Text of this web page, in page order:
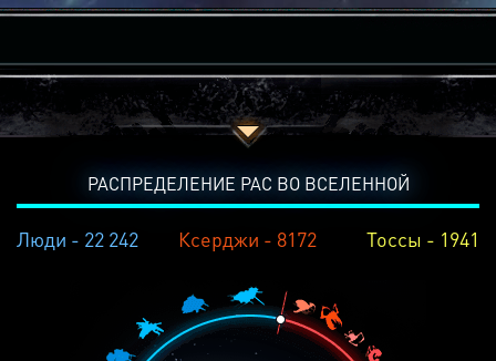
РАСПРЕДЕЛЕНИЕ РАС ВО ВСЕЛЕННОЙ
Люди - 22 242 Ксерджи - 8172 Тоссы - 1941